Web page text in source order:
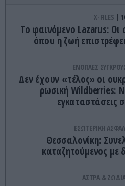
X-FILES
Το φαινόμενο Lazarus: Οι
όπου η ζωή
ΕΝΟΠΛΕΣ
Δεν έχουν «τέλος» οι
ρωσική Wildberries:
εγκαταστάσεις
ΕΣΩΤΕΡΙΚΗ
Θεσσαλονίκη:
καταζητούμενος με
ΑΣΤΡΑ &